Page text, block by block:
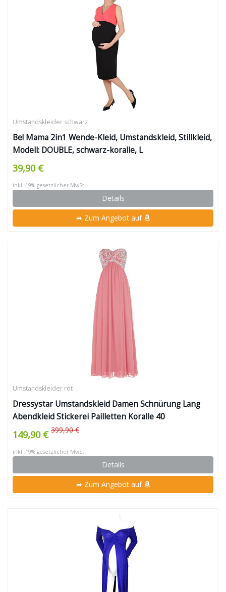
Umstandskleider schwarz
Be! Mama 2in1 Wende-Kleid, Umstandskleid, Stillkleid,
Modell: DOUBLE, schwarz-koralle, L
39,90 €
inkl. 19% gesetzlicher MwSt.
Details
➦ Zum Angebot auf
Umstandskleider rot
Dressystar Umstandskleid Damen Schnürung Lang
Abendkleid Stickerei Pailletten Koralle 40
149,90 € 399,90 €
inkl. 19% gesetzlicher MwSt.
Details
➦ Zum Angebot auf